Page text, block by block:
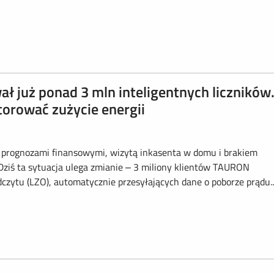
już ponad 3 mln inteligentnych liczników.
zużycie energii
finansowymi, wizytą inkasenta w domu i brakiem
ta sytuacja ulega zmianie – 3 miliony klientów TAURON
(LZO), automatycznie przesyłających dane o poborze